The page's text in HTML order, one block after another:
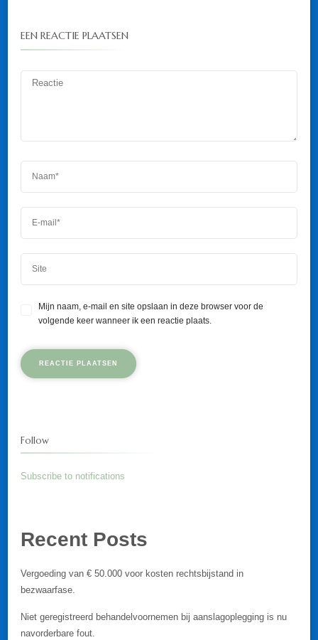
EEN REACTIE PLAATSEN
Mijn naam, e-mail en site opslaan in deze browser voor de
volgende keer wanneer ik een reactie plaats.
Follow
Subscribe to notifications
Recent Posts
Vergoeding van € 50.000 voor kosten rechtsbijstand in
bezwaarfase.
Niet geregistreerd behandelvoornemen bij aanslagoplegging is nu
navorderbare fout.